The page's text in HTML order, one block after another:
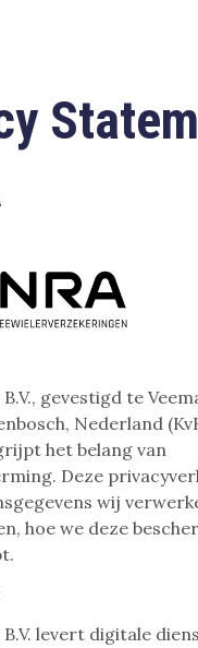
gevestigd te
Nederland
het belang van
Deze
wij
hoe we deze
B.V. levert digitale